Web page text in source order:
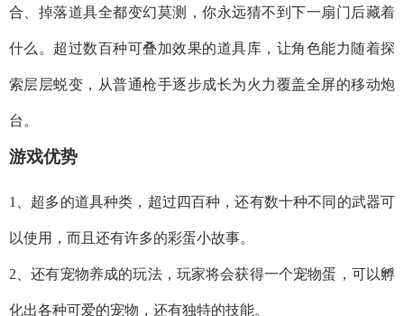
合、掉落道具全都变幻莫测，你永远猜不到下一扇门后藏着
什么。超过数百种可叠加效果的道具库，让角色能力随着探
索层层蜕变，从普通枪手逐步成长为火力覆盖全屏的移动炮
台。
游戏优势
1、超多的道具种类，超过四百种，还有数十种不同的武器可
以使用，而且还有许多的彩蛋小故事。
2、还有宠物养成的玩法，玩家将会获得一个宠物蛋，可以孵
化出各种可爱的宠物，还有独特的技能。